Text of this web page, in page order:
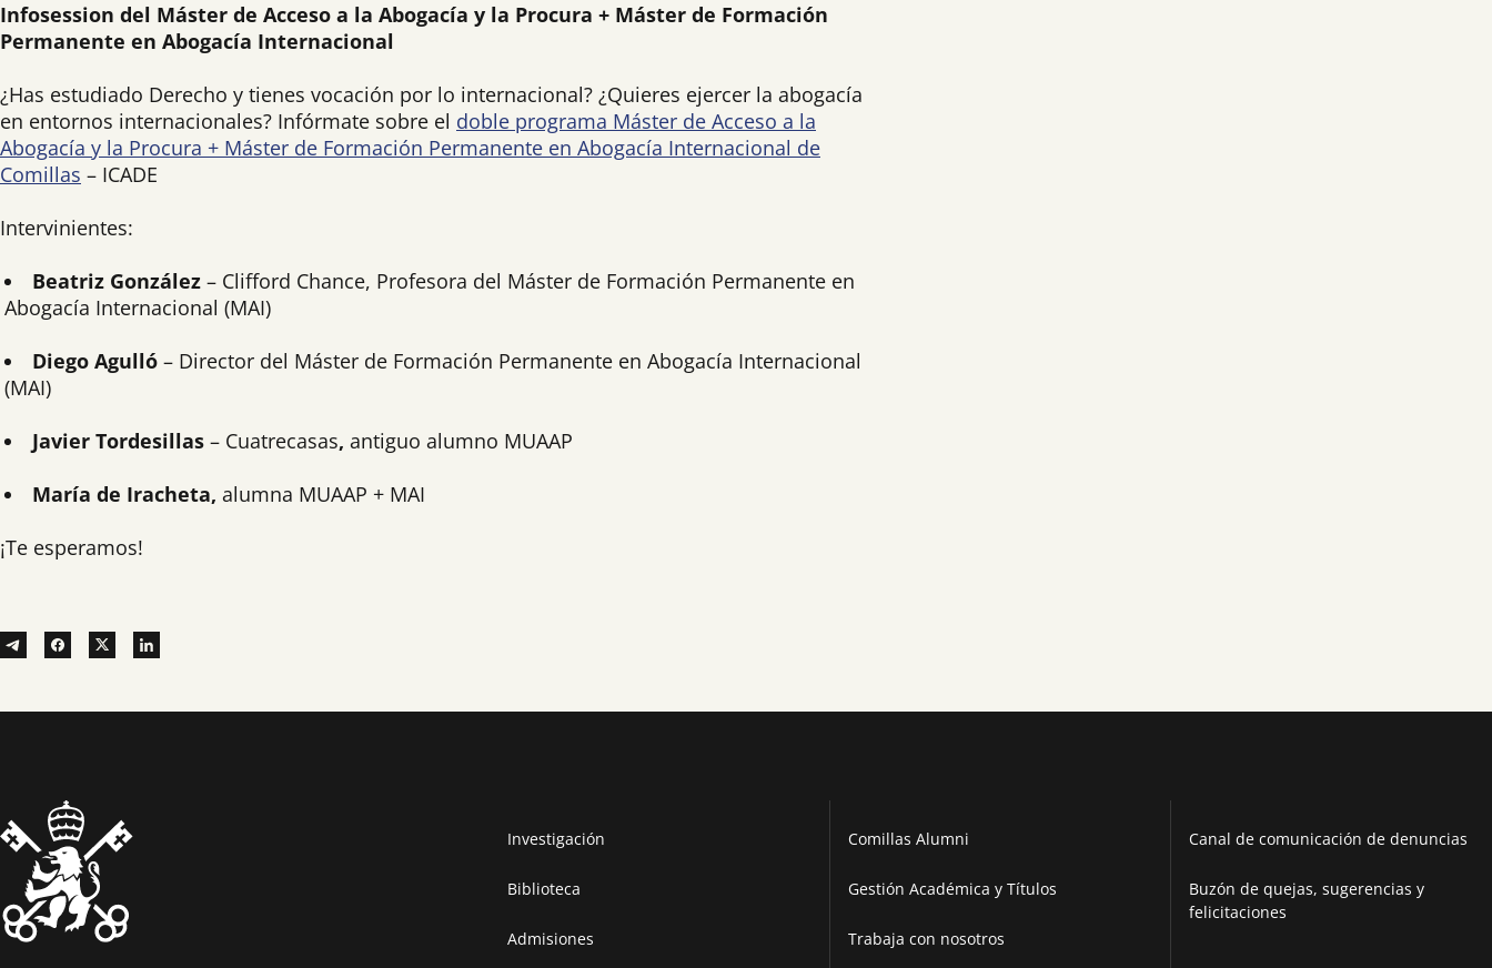
Infosession del Máster de Acceso a la Abogacía y la Procura + Máster de Formación
Permanente en Abogacía Internacional
¿Has estudiado Derecho y tienes vocación por lo internacional? ¿Quieres ejercer la abogacía
en entornos internacionales? Infórmate sobre el doble programa Máster de Acceso a la
Abogacía y la Procura + Máster de Formación Permanente en Abogacía Internacional de
Comillas – ICADE
Intervinientes:
Beatriz González – Clifford Chance, Profesora del Máster de Formación Permanente en
Abogacía Internacional (MAI)
Diego Agulló – Director del Máster de Formación Permanente en Abogacía Internacional
(MAI)
Javier Tordesillas – Cuatrecasas, antiguo alumno MUAAP
María de Iracheta, alumna MUAAP + MAI
¡Te esperamos!
Investigación
Biblioteca
Admisiones
Comillas Alumni
Gestión Académica y Títulos
Trabaja con nosotros
Canal de comunicación de denuncias
Buzón de quejas, sugerencias y
felicitaciones